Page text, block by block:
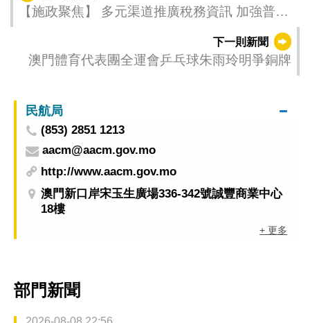
【施政聚焦】 多元渠道推廣稅務資訊 加強普及
下一則新聞
澳門體育代表團全運會乒乓球朱雨玲明爭銅牌
民航局
(853) 2851 1213
aacm@aacm.gov.mo
http://www.aacm.gov.mo
澳門新口岸宋玉生廣場336-342號誠豐商業中心
18樓
+ 更多
部門新聞